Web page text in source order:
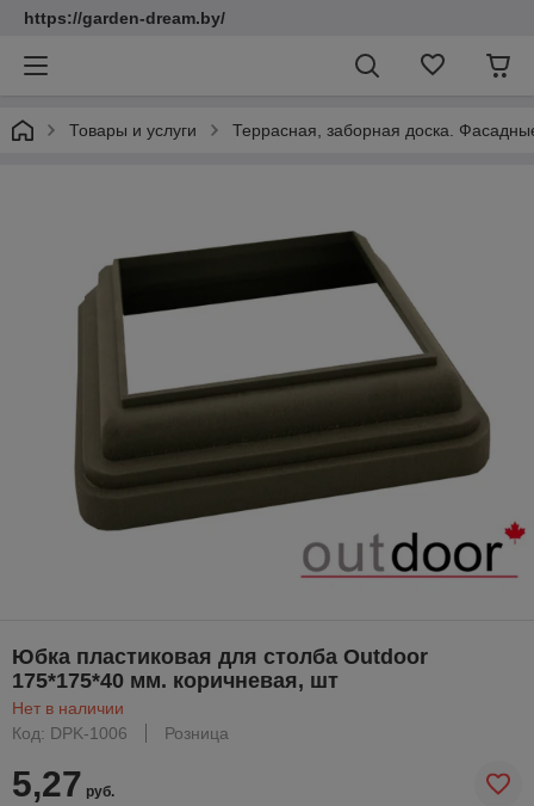
https://garden-dream.by/
Товары и услуги Террасная, заборная доска.
Юбка пластиковая для столба Outdoor
175*175*40 мм. коричневая, шт
Нет в наличии
Код: DPK-1006
Розница
5,27 руб.